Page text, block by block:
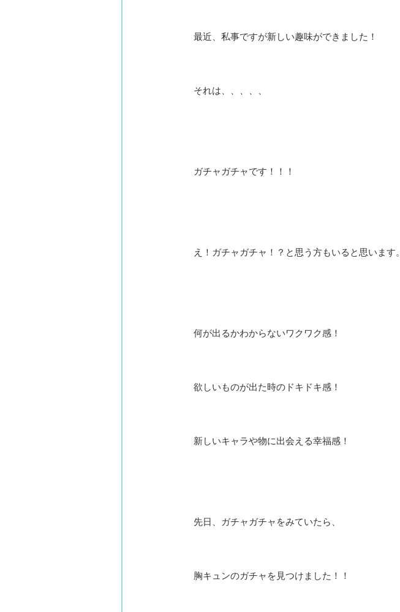
最近、私事ですが新しい趣味ができました！
それは、、、、、
ガチャガチャです！！！
え！ガチャガチャ！？と思う方もいると思います。
何が出るかわからないワクワク感！
欲しいものが出た時のドキドキ感！
新しいキャラや物に出会える幸福感！
先日、ガチャガチャをみていたら、
胸キュンのガチャを見つけました！！